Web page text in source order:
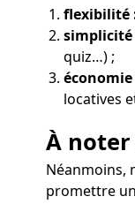
flexibilité
simplicité
quiz…) ;
économie
locatives
À noter
Néanmoins,
promettre